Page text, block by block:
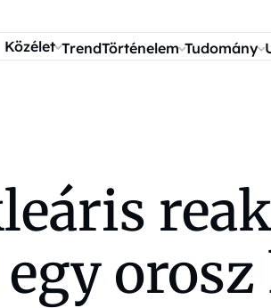
Közélet TrendTörténelem Tudomány
orosz